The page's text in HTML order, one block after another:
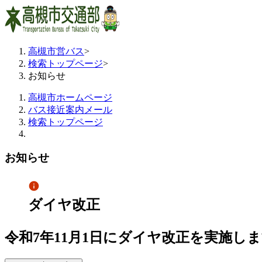
高槻市営バス>
検索トップページ>
お知らせ
高槻市ホームページ
バス接近案内メール
検索トップページ
お知らせ
ダイヤ改正
令和7年11月1日にダイヤ改正を実施し